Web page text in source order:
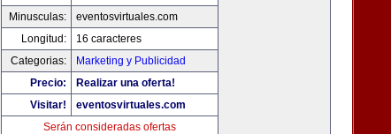
Minusculas:
eventosvirtuales.com
Longitud:
16 caracteres
Categorias:
Marketing y Publicidad
Precio:
Realizar una oferta!
Visitar!
eventosvirtuales.com
Serán consideradas ofertas